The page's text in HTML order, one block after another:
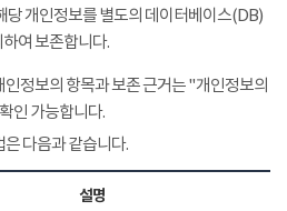
당 개인정보를 별도의 데이터베이스(DB)
여 보존합니다.
정보의 항목과 보존 근거는 "개인정보의
인 가능합니다.
다음과 같습니다.
설명